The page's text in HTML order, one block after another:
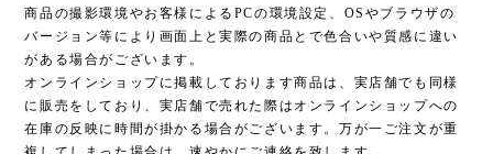
商品の撮影環境やお客様によるPCの環境設定、OSやブラウザの
バージョン等により画面上と実際の商品とで色合いや質感に違い
がある場合がございます。
オンラインショップに掲載しております商品は、実店舗でも同様
に販売をしており、実店舗で売れた際はオンラインショップへの
在庫の反映に時間が掛かる場合がございます。万が一ご注文が重